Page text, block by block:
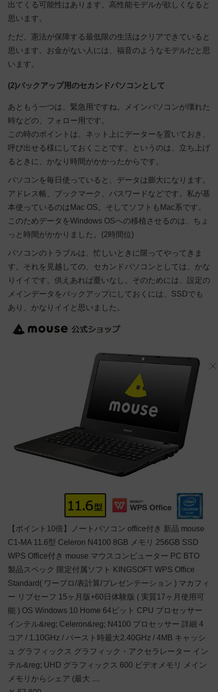
出てくる可能性はあります。高性能モデルが欲しくなると
思います。
ただ、憲法が保障する最低限の生活はクリアできていると
思います。お金がない人には、福音のようなモデルだと思
います。
(2)バックアップ用のセカンドパソコンとして
あともう一つは、緊急用ですね。メインパソコンが壊れた
時などの、フォロー用です。
この時のポイントは、ネット上にデーターを置いておき、
呼び出せる様にしておくことです。というのは、立ち上げ
るときに、かなり時間がかかったからです。
パソコンを毎日使っていると、データは膨大になります。
アドレス帳、ブックマーク、パスワードなどです。私が基
本使っているのはMac OS。そしてソフトもMac系です。
このためデータをWindows OSへの移植させるのは、ちょ
っと時間がかかりました。(2時間位)
パソコンのトラブルは、忙しいときに限ってやってきま
す。それを見越しての、セカンドパソコンとしては、かな
りイイです。供えあれば憂いなし。そのためには、設定の
メインデータをバックアップにしておくには、SSDでも
あり、かなりイイと思いました。
【ポイント10倍】ノートパソコン office付き 新品 mouse
C1-MA 11.6型 Celeron N4100 8GB メモリ 256GB SSD
WPS Office付き mouse マウスコンピューター PC BTO
製品スペック 限定付属ソフト KINGSOFT WPS Office
Standard( ワープロ/表計算/プレゼンテーション ) マカフィ
ー リブセーフ 15ヶ月版+60日体験版 ( 実質17ヶ月使用可
能 ) OS Windows 10 Home 64ビット CPU プロセッサー
インテル&reg; Celeron&reg; N4100 プロセッサー 詳細 4
コア / 1.10GHz / バースト時最大2.40GHz / 4MB キャッシ
ュ グラフィックス グラフィック・アクセラレーター イン
テル&reg; UHD グラフィックス 600 ビデオメモリ メイン
メモリからシェア (最大 …